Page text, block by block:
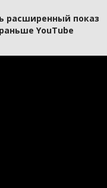
расширенный показ
YouTube